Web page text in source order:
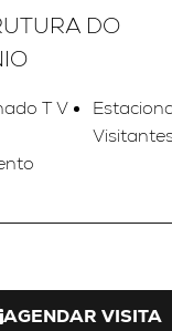
DO
T V
AGENDAR VISITA